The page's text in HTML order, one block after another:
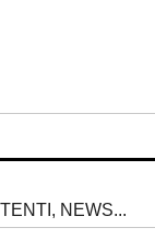
NEWS...